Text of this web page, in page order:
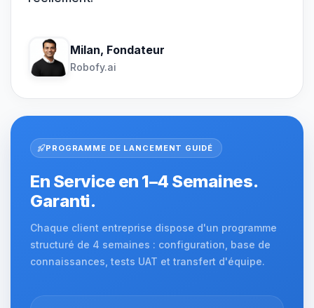
Milan, Fondateur
Robofy.ai
PROGRAMME DE LANCEMENT GUIDÉ
En Service en 1–4 Semaines.
Garanti.
Chaque client entreprise dispose d'un programme
structuré de 4 semaines : configuration, base de
connaissances, tests UAT et transfert d'équipe.